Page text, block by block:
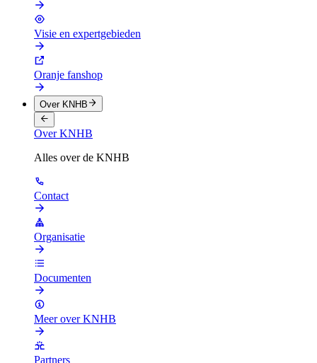
Visie en expertgebieden
Oranje fanshop
Over KNHB
Over KNHB
Alles over de KNHB
Contact
Organisatie
Documenten
Meer over KNHB
Partners